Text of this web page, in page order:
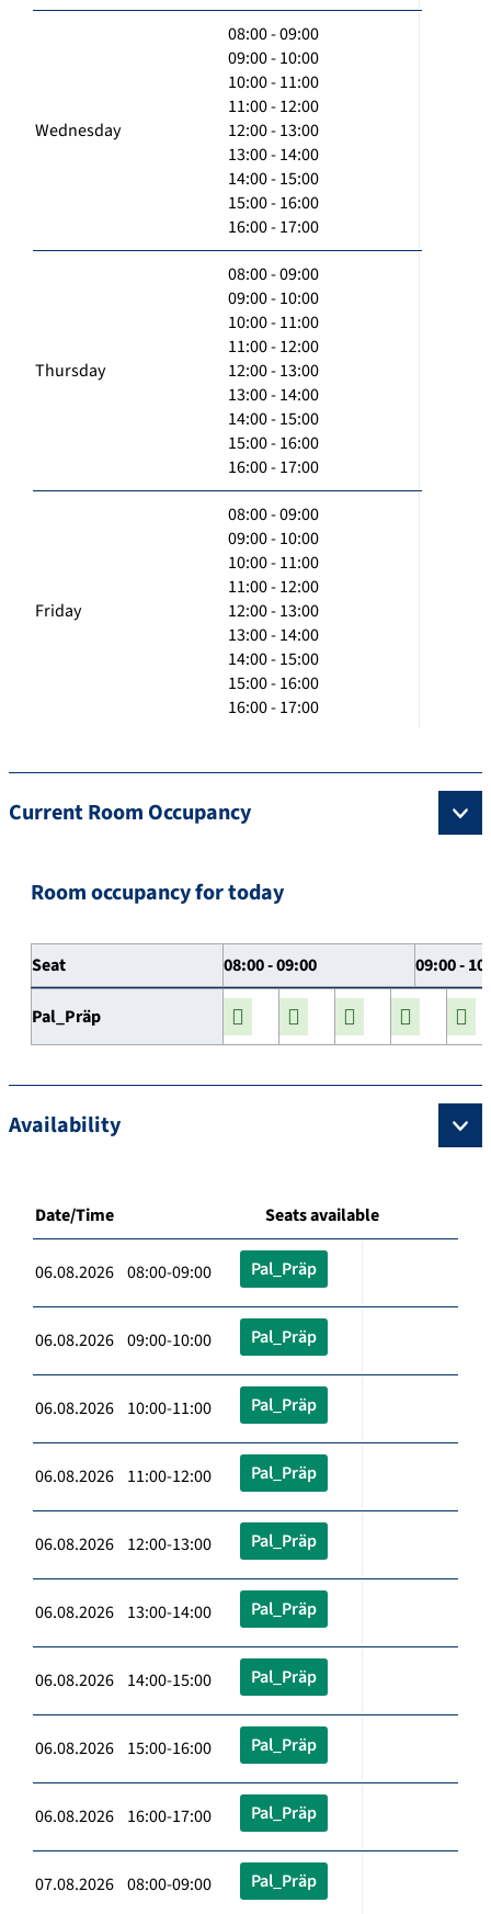
Wednesday
08:00 - 09:00
09:00 - 10:00
10:00 - 11:00
11:00 - 12:00
12:00 - 13:00
13:00 - 14:00
14:00 - 15:00
15:00 - 16:00
16:00 - 17:00
Thursday
08:00 - 09:00
09:00 - 10:00
10:00 - 11:00
11:00 - 12:00
12:00 - 13:00
13:00 - 14:00
14:00 - 15:00
15:00 - 16:00
16:00 - 17:00
Friday
08:00 - 09:00
09:00 - 10:00
10:00 - 11:00
11:00 - 12:00
12:00 - 13:00
13:00 - 14:00
14:00 - 15:00
15:00 - 16:00
16:00 - 17:00
Current Room Occupancy
Room occupancy for today
Seat 08:00 - 09:00 09:00 -
Pal_Präp
Availability
Date/Time Seats available
06.08.2026 08:00-09:00 Pal_Präp
06.08.2026 09:00-10:00 Pal_Präp
06.08.2026 10:00-11:00 Pal_Präp
06.08.2026 11:00-12:00 Pal_Präp
06.08.2026 12:00-13:00 Pal_Präp
06.08.2026 13:00-14:00 Pal_Präp
06.08.2026 14:00-15:00 Pal_Präp
06.08.2026 15:00-16:00 Pal_Präp
06.08.2026 16:00-17:00 Pal_Präp
07.08.2026 08:00-09:00 Pal_Präp